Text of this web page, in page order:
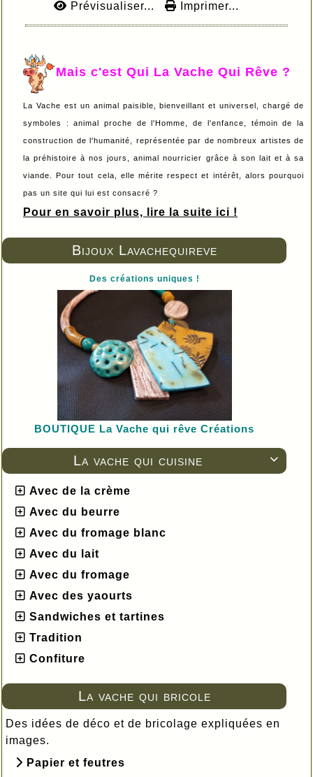
Bijoux Lavachequireve
Des créations uniques !
BOUTIQUE La Vache qui rêve Créations

La vache qui cuisine
Avec de la crème
Avec du beurre
Avec du fromage blanc
Avec du lait
Avec du fromage
Avec des yaourts
Sandwiches et tartines
Tradition
Confiture
La vache qui bricole
Des idées de déco et de bricolage expliquées en
images.
Papier et feutres
Prévisualiser... Imprimer...
Mais c'est Qui La Vache Qui Rêve ?
La Vache est un animal paisible, bienveillant et universel, chargé de
symboles : animal proche de l'Homme, de l'enfance, témoin de la
construction de l'humanité, représentée par de nombreux artistes de
la préhistoire à nos jours, animal nourricier grâce à son lait et à sa
viande. Pour tout cela, elle mérite respect et intérêt, alors pourquoi
pas un site qui lui est consacré ?
Pour en savoir plus, lire la suite ici !